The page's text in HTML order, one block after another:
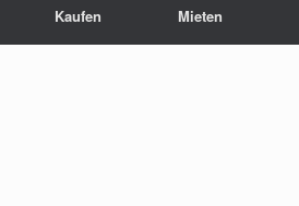
Kaufen Mieten